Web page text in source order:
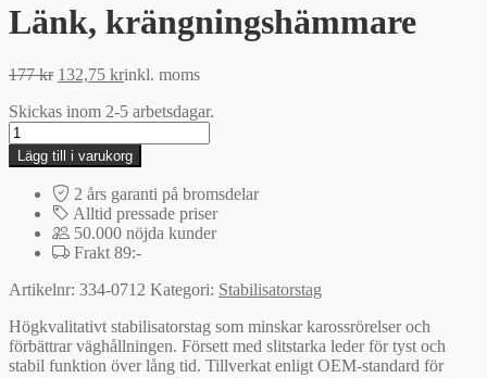
Länk, krängningshämmare
177kr Det
priset
177 kr.
132,75 krDet
priset
132,75 kr.
inkl. moms
Skickas inom 2-5 arbetsdagar.
Länk,
krängningshämmare
mängd
Lägg till i varukorg
2 års garanti på bromsdelar
Alltid pressade priser
50.000 nöjda kunder
Frakt 89:-
Artikelnr: 334-0712 Kategori: Stabilisatorstag
Högkvalitativt stabilisatorstag som minskar karossrörelser och
förbättrar väghållningen. Försett med slitstarka leder för tyst och
stabil funktion över lång tid. Tillverkat enligt OEM-standard för